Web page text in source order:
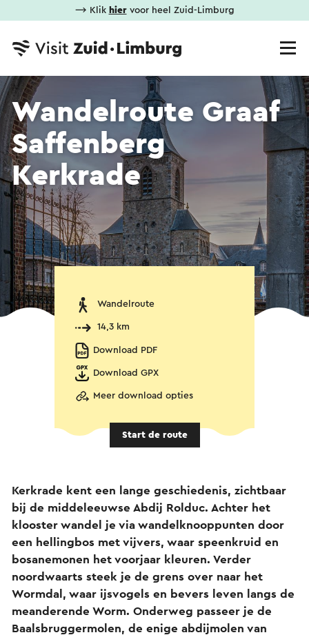
⟶ Klik hiervoor heel Zuid-Limburg
Wandelroute Graaf
Saffenberg
Kerkrade
Wandelroute
14,3 km
Download PDF
Download GPX
Meer download opties
Start de route
Kerkrade kent een lange geschiedenis, zichtbaar
bij de middeleeuwse Abdij Rolduc. Achter het
klooster wandel je via wandelknooppunten door
een hellingbos met vijvers, waar speenkruid en
bosanemonen het voorjaar kleuren. Verder
noordwaarts steek je de grens over naar het
Wormdal, waar ijsvogels en bevers leven langs de
meanderende Worm. Onderweg passeer je de
Baalsbruggermolen, de enige abdijmolen van